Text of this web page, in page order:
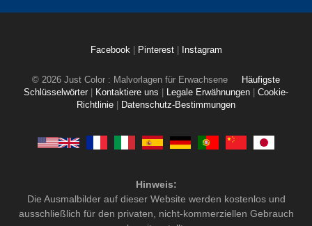
Facebook Pinterest Instagram
© 2026 Just Color : Malvorlagen für Erwachsene
Häufigste
Schlüsselwörter
Kontaktiere uns Legale Erwähnungen
Cookie-
Richtlinie
Datenschutz-Bestimmungen
Hinweis:
Die Ausmalbilder auf dieser Website werden kostenlos und
ausschließlich für den privaten, nicht-kommerziellen Gebrauch